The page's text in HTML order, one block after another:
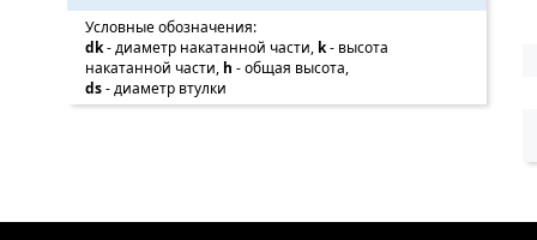
Условные обозначения:
dk- диаметр накатанной части, k- высота
накатанной части, h - общая высота,
ds- диаметр втулки